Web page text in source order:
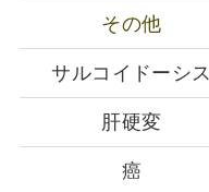
その他
サルコイドーシス
肝硬変
癌